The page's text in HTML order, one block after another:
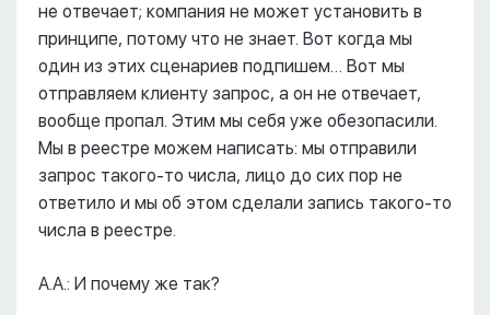
не отвечает; компания не может установить в
принципе, потому что не знает. Вот когда мы
один из этих сценариев подпишем… Вот мы
отправляем клиенту запрос, а он не отвечает,
вообще пропал. Этим мы себя уже обезопасили.
Мы в реестре можем написать: мы отправили
запрос такого-то числа, лицо до сих пор не
ответило и мы об этом сделали запись такого-то
числа в реестре.
А.А.: И почему же так?